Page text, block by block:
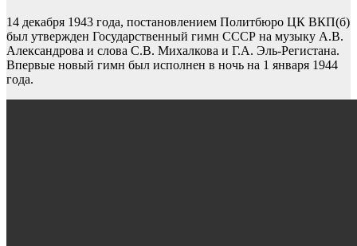
14 декабря 1943 года, постановлением Политбюро ЦК ВКП(б)
был утвержден Государственный гимн СССР на музыку А.В.
Александрова и слова С.В. Михалкова и Г.А. Эль-Регистана.
Впервые новый гимн был исполнен в ночь на 1 января 1944
года.